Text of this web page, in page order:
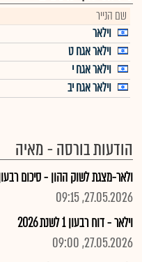
שם הנייר
וילאר
וילאר אגח ט
וילאר אגח י
וילאר אגח יב
הודעות בורסה - מאיה
ולאר-מצגת לשוק ההון - סיכום רבעון
27.05.2026, 09:15
וילאר - דוח רבעון 1 לשנת 2026
27.05.2026, 09:00